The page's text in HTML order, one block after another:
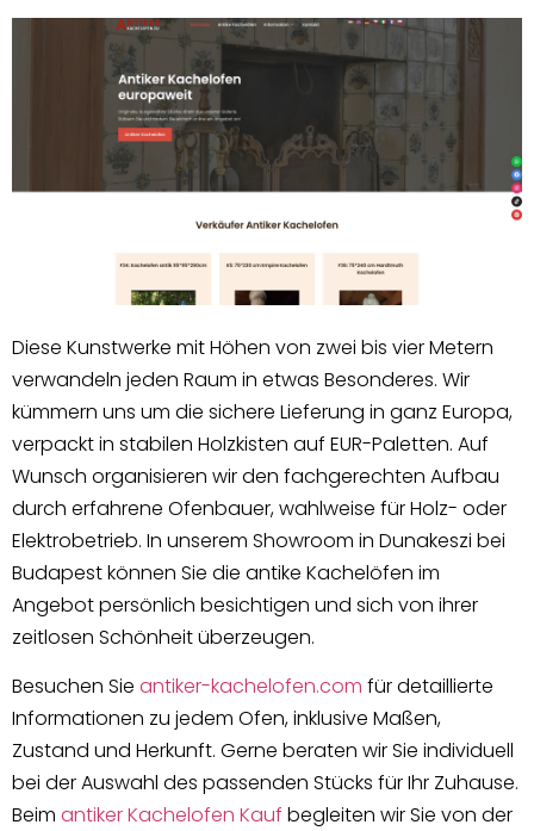
Diese Kunstwerke mit Höhen von zwei bis vier Metern
verwandeln jeden Raum in etwas Besonderes. Wir
kümmern uns um die sichere Lieferung in ganz Europa,
verpackt in stabilen Holzkisten auf EUR-Paletten. Auf
Wunsch organisieren wir den fachgerechten Aufbau
durch erfahrene Ofenbauer, wahlweise für Holz- oder
Elektrobetrieb. In unserem Showroom in Dunakeszi bei
Budapest können Sie die antike Kachelöfen im
Angebot persönlich besichtigen und sich von ihrer
zeitlosen Schönheit überzeugen.
Besuchen Sie antiker-kachelofen.com für detaillierte
Informationen zu jedem Ofen, inklusive Maßen,
Zustand und Herkunft. Gerne beraten wir Sie individuell
bei der Auswahl des passenden Stücks für Ihr Zuhause.
Beim antiker Kachelofen Kauf begleiten wir Sie von der